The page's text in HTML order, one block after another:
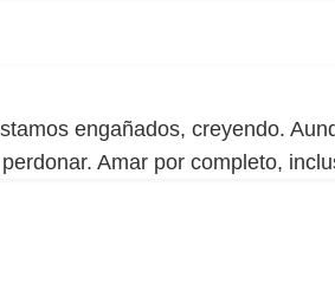
engañados, creyendo.
Amar por completo,